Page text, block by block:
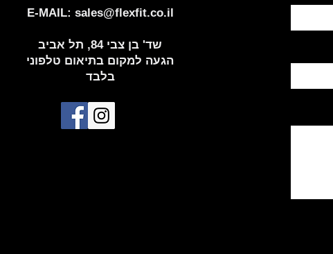
E-MAIL: sales@flexfit.co.il
שד' בן צבי 84, תל אביב
הגעה למקום בתיאום טלפוני
בלבד